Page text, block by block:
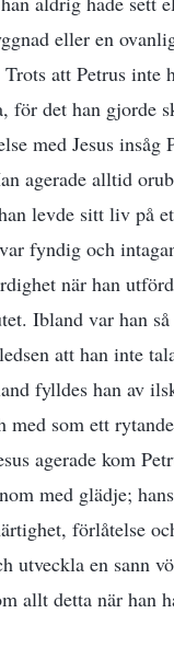
eller en
att Petrus inte
för det han gjorde
med Jesus insåg
agerade alltid
levde sitt liv på
fyndig och
när han
Ibland var han
att han inte
fylldes han av
med som ett
agerade kom
med glädje;
förlåtelse
utveckla en sann
allt detta när han